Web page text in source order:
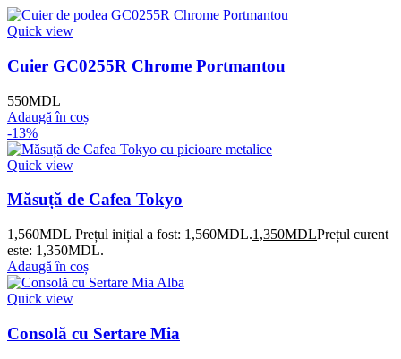
Quick view
Cuier GC0255R Chrome Portmantou
550MDL
Adaugă în coș
-13%
Quick view
Măsuță de Cafea Tokyo
1,560MDL Prețul inițial a fost: 1,560MDL.1,350MDLPrețul curent
este: 1,350MDL.
Adaugă în coș
Quick view
Consolă cu Sertare Mia